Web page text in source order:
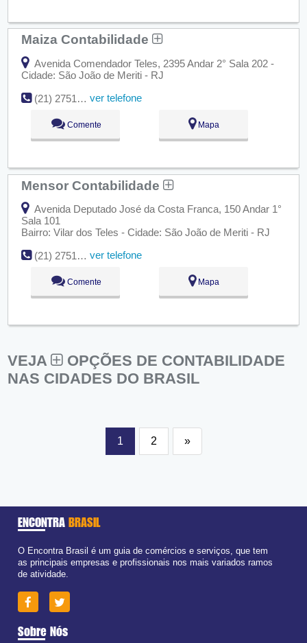
Maiza Contabilidade
Avenida Comendador Teles, 2395 Andar 2° Sala 202 -
Cidade: São João de Meriti - RJ
(21) 2751-0815
ver telefone
Comente Mapa
Mensor Contabilidade
Avenida Deputado José da Costa Franca, 150 Andar 1°
Sala 101
Bairro: Vilar dos Teles - Cidade: São João de Meriti - RJ
(21) 2751-3409
ver telefone
Comente Mapa
VEJA
OPÇÕES DE CONTABILIDADE
NAS CIDADES DO BRASIL
1 2 »
ENCONTRA BRASIL
O Encontra Brasil é um guia de comércios e serviços, que tem
as principais empresas e profissionais nos mais variados ramos
de atividade.
Sobre Nós